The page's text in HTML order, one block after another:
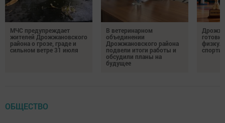
МЧС предупреждает
жителей Дрожжановского
района о грозе, граде и
сильном ветре 31 июля
В ветеринарном
объединении
Дрожжановского района
подвели итоги работы и
обсудили планы на
будущее
ОБЩЕСТВО